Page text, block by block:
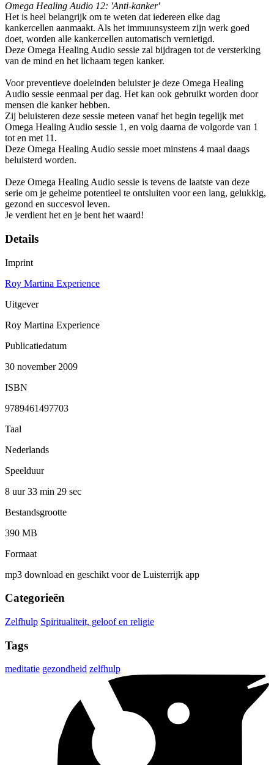
Omega Healing Audio 12: 'Anti-kanker'
Het is heel belangrijk om te weten dat iedereen elke dag
kankercellen aanmaakt. Als het immuunsysteem zijn werk goed
doet, worden alle kankercellen automatisch vernietigd.
Deze Omega Healing Audio sessie zal bijdragen tot de versterking
van de mind en het lichaam tegen kanker.
Voor preventieve doeleinden beluister je deze Omega Healing
Audio sessie eenmaal per dag. Het kan ook gebruikt worden door
mensen die kanker hebben.
Zij beluisteren deze sessie meteen vanaf het begin tegelijk met
Omega Healing Audio sessie 1, en volg daarna de volgorde van 1
tot en met 11.
Deze Omega Healing Audio sessie moet minstens 4 maal daags
beluisterd worden.
Deze Omega Healing Audio sessie is tevens de laatste van deze
serie om je geheime potentieel te ontsluiten voor een lang, gelukkig,
gezond en succesvol leven.
Je verdient het en je bent het waard!
Details
Imprint
Roy Martina Experience
Uitgever
Roy Martina Experience
Publicatiedatum
30 november 2009
ISBN
9789461497703
Taal
Nederlands
Speelduur
8 uur 33 min 29 sec
Bestandsgrootte
390 MB
Formaat
mp3 download en geschikt voor de Luisterrijk app
Categorieën
Zelfhulp Spiritualiteit, geloof en religie
Tags
meditatie gezondheid zelfhulp